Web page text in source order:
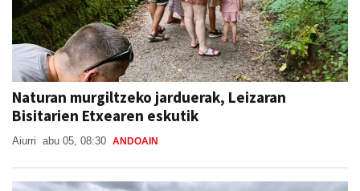
Naturan murgiltzeko jarduerak, Leizaran
Bisitarien Etxearen eskutik
Aiurri abu 05, 08:30 ANDOAIN